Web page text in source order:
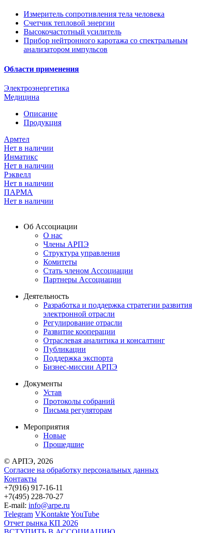
Измеритель сопротивления тела человека
Счетчик тепловой энергии
Высокочастотный усилитель
Прибор нейтронного каротажа со спектральным
анализатором импульсов
Области применения
Электроэнергетика
Медицина
Описание
Продукция
Армтел
Нет в наличии
Инматикс
Нет в наличии
Рэквелл
Нет в наличии
ПАРМА
Нет в наличии
Об Ассоциации
О нас
Члены АРПЭ
Структура управления
Комитеты
Стать членом Ассоциации
Партнеры Ассоциации
Деятельность
Разработка и поддержка стратегии развития
электронной отрасли
Регулирование отрасли
Развитие кооперации
Отраслевая аналитика и консалтинг
Публикации
Поддержка экспорта
Бизнес-миссии АРПЭ
Документы
Устав
Протоколы собраний
Письма регуляторам
Мероприятия
Новые
Прошедшие
© АРПЭ, 2026
Согласие на обработку персональных данных
Контакты
+7(916) 917-16-11
+7(495) 228-70-27
E-mail: info@arpe.ru
Telegram VKontakteYouTube
Отчет рынка КП 2026